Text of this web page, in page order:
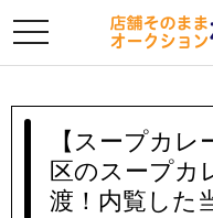
toggle
【スープカ
区のスープカ
渡！内覧した